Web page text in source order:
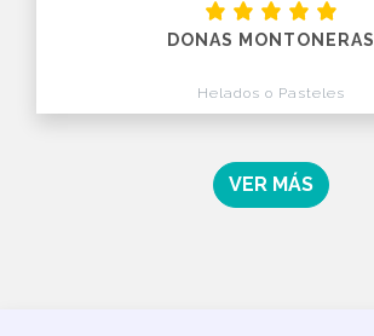
DONAS MONTONERAS
Helados o Pasteles
VER MÁS